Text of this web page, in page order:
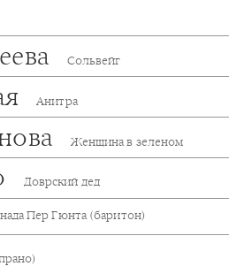
Сольвейг
Анитра
Женщина в зеленом
Доврский дед
Пер Гюнта (баритон)